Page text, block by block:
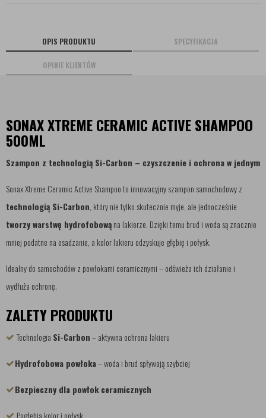
OPIS PRODUKTU SPECYFIKACJA
OPINIE KLIENTÓW
SONAX XTREME CERAMIC ACTIVE SHAMPOO
500ML
Szampon z technologią Si-Carbon – czyszczenie i ochrona w jednym
Sonax Xtreme Ceramic Active Shampoo to innowacyjny szampon samochodowy z
technologią Si-Carbon , który nie tylko skutecznie myje, ale jednocześnie
tworzy warstwę hydrofobowąna lakierze. Dzięki temu brud i woda są znacznie
mniej podatne na osadzanie, a kolor lakieru odzyskuje głębię i połysk.
Idealny do samochodów z powłokami ceramicznymi – odświeża ich działanie i
wydłuża ochronę.
ZALETY PRODUKTU
Technologia Si-Carbon– aktywna ochrona lakieru
Hydrofobowa powłoka– woda i brud spływają szybciej
Bezpieczny dla powłok ceramicznych
Pogłębia kolor i połysk